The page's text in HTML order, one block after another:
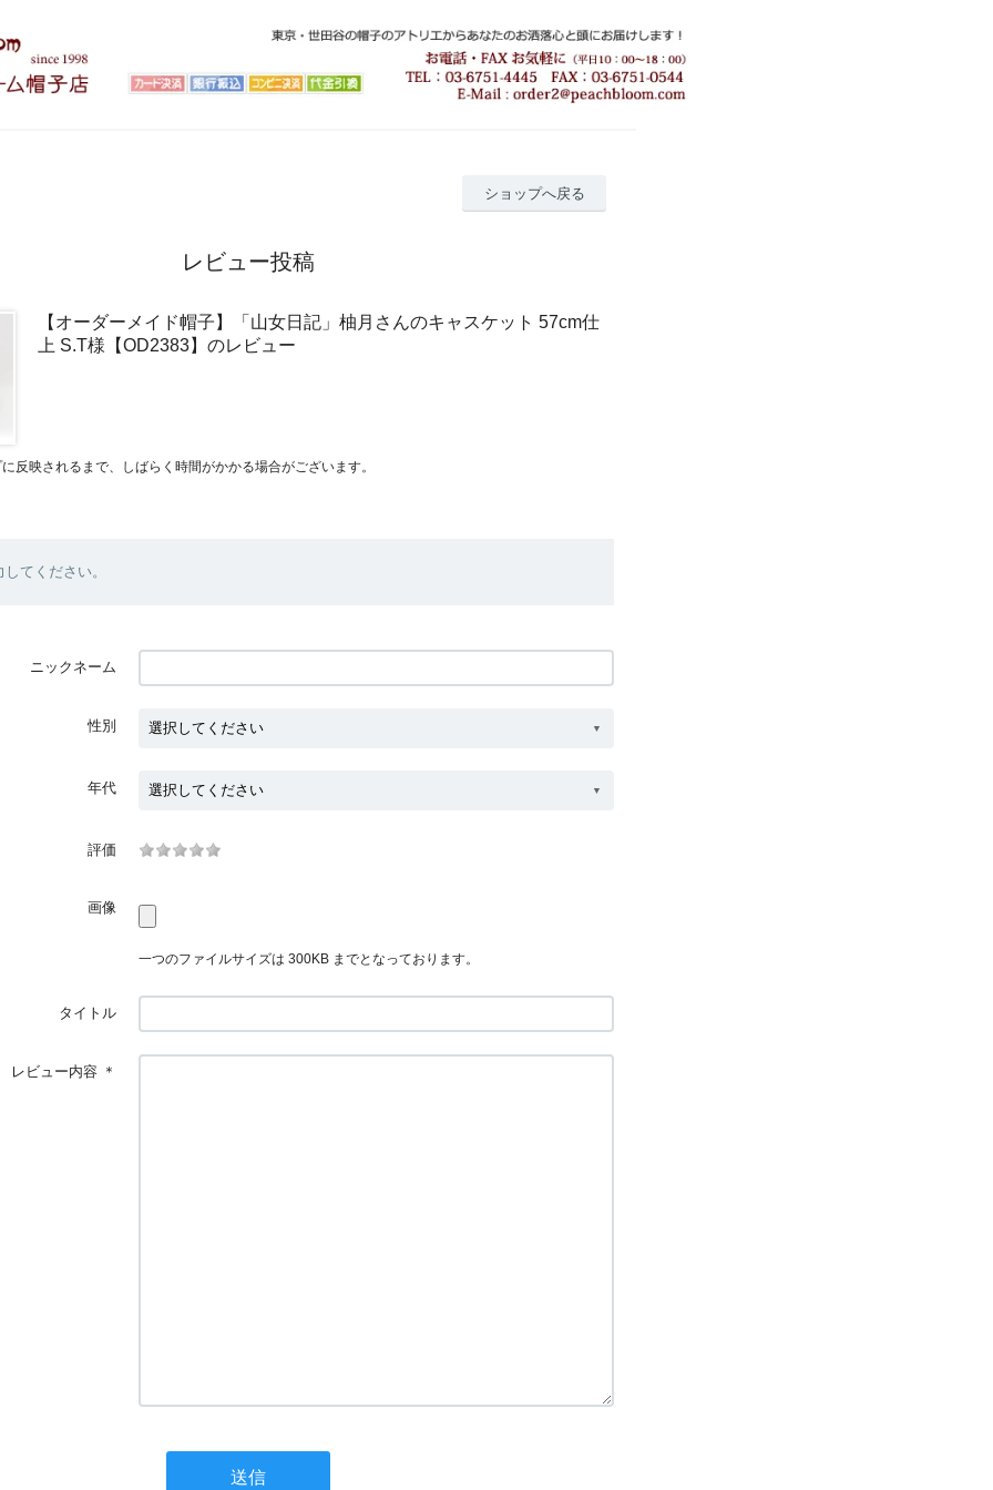
ショップへ戻る
レビュー投稿
【オーダーメイド帽子】「山女日記」柚月さんのキャスケット 57cm仕
上 S.T様【OD2383】のレビュー
反映されるまで、しばらく時間がかかる場合がございます。
てください。
ニックネーム
性別
年代
評価
画像
一つのファイルサイズは 300KB までとなっております。
タイトル
レビュー内容 ＊